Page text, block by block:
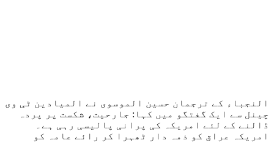
النجباء کے ترجمان حسین الموسوی نے المیادین ٹی وی
چینل سے ایک گفتگو میں کہا: جارحیت، شکست پر پردہ
ڈالنے کے لئے امریکہ کی پرانی پالیسی رہی ہے۔
امریکہ عراق کو ذمہ دار ٹھہرا کر رائے عامہ کو